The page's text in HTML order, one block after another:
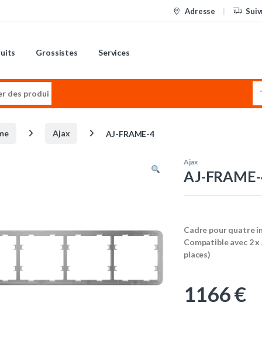
Adresse
Grossistes Services
Ajax AJ-FRAME-4
Ajax
AJ-
Cadre pour quatre
Compatible avec 2
places)
1166€